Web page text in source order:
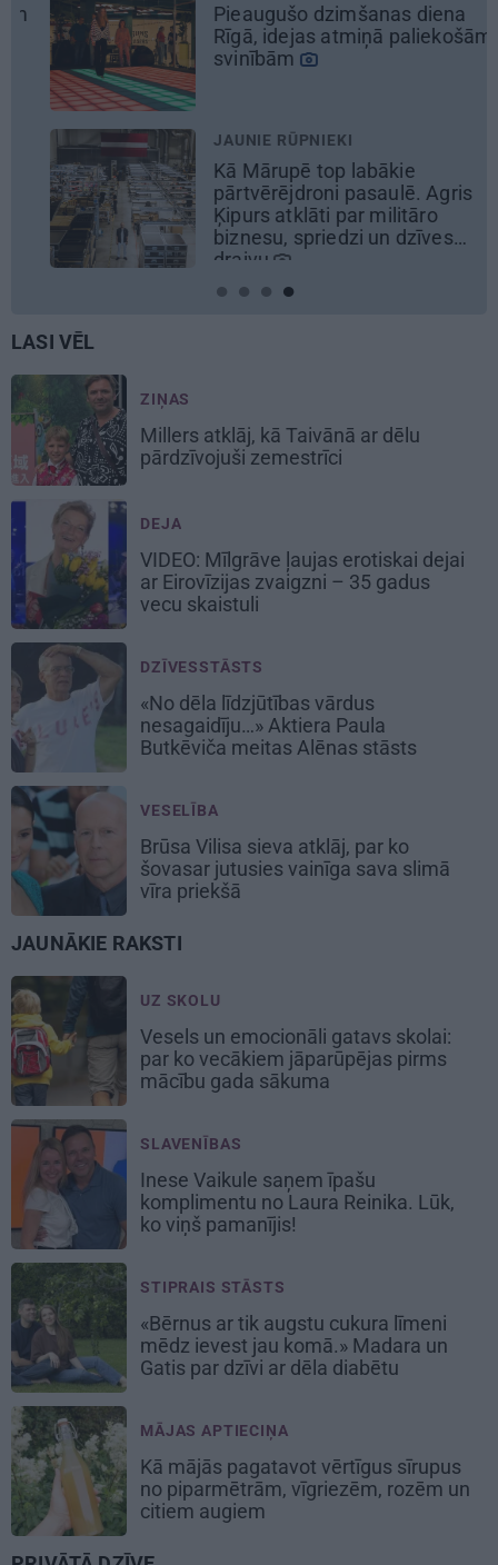
Pieaugušo dzimšanas diena
Rīgā, idejas atmiņā paliekošām
JAUNIE RŪPNIEKI
Kā Mārupē top labākie
pārtvērējdroni pasaulē. Agris
Ķipurs atklāti par militāro
biznesu, spriedzi un dzīves
draivu
LASI VĒL
ZIŅAS
Millers atklāj, kā Taivānā ar dēlu
pārdzīvojuši zemestrīci
DEJA
VIDEO: Mīlgrāve ļaujas erotiskai dejai
ar Eirovīzijas zvaigzni – 35 gadus
vecu skaistuli
DZĪVESSTĀSTS
«No dēla līdzjūtības vārdus
nesagaidīju…» Aktiera Paula
Butkēviča meitas Alēnas stāsts
VESELĪBA
Brūsa Vilisa sieva atklāj, par ko
šovasar jutusies vainīga sava slimā
vīra priekšā
JAUNĀKIE RAKSTI
UZ SKOLU
Vesels un emocionāli gatavs skolai:
par ko vecākiem jāparūpējas pirms
mācību gada sākuma
SLAVENĪBAS
Inese Vaikule saņem īpašu
komplimentu no Laura Reinika. Lūk,
ko viņš pamanījis!
STIPRAIS STĀSTS
«Bērnus ar tik augstu cukura līmeni
mēdz ievest jau komā.» Madara un
Gatis par dzīvi ar dēla diabētu
MĀJAS APTIECIŅA
Kā mājās pagatavot vērtīgus sīrupus
no piparmētrām, vīgriezēm, rozēm un
citiem augiem